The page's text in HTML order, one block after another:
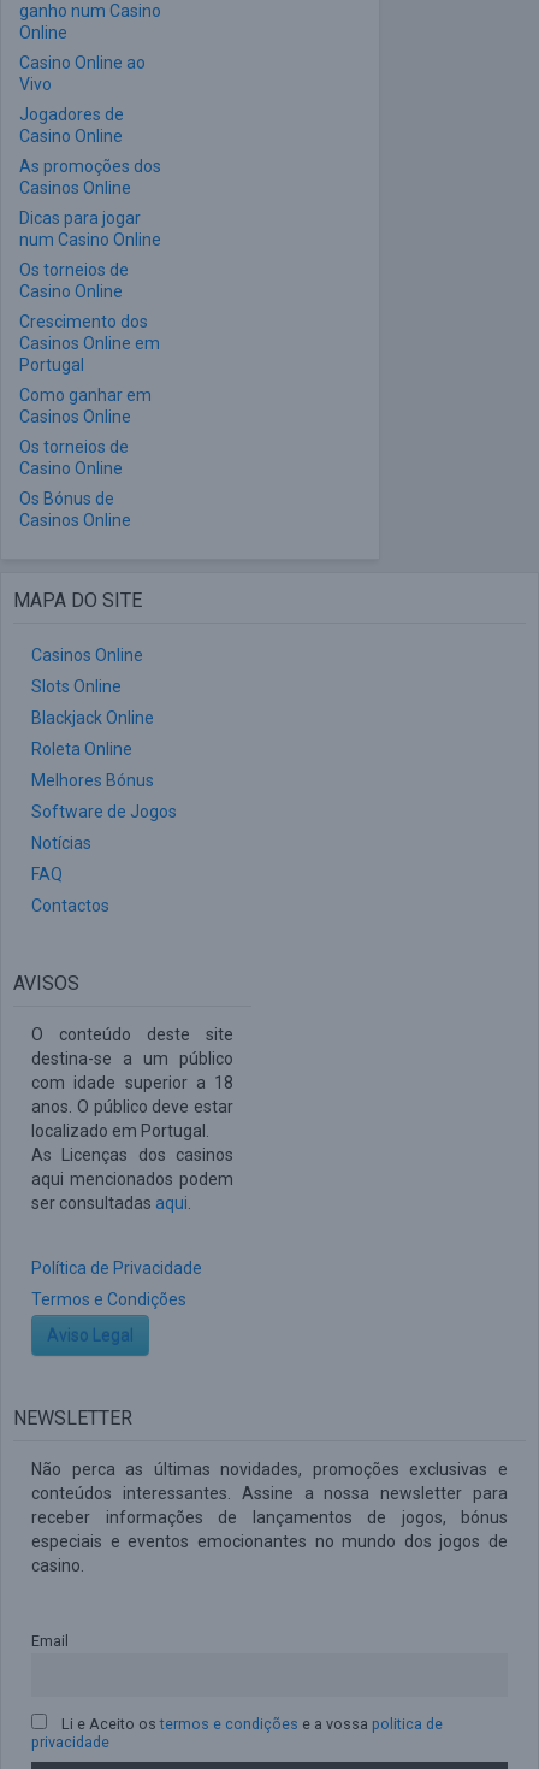
ganho num Casino
Online
Casino Online ao
Vivo
Jogadores de
Casino Online
As promoções dos
Casinos Online
Dicas para jogar
num Casino Online
Os torneios de
Casino Online
Crescimento dos
Casinos Online em
Portugal
Como ganhar em
Casinos Online
Os torneios de
Casino Online
Os Bónus de
Casinos Online
MAPA DO SITE
Casinos Online
Slots Online
Blackjack Online
Roleta Online
Melhores Bónus
Software de Jogos
Notícias
FAQ
Contactos
AVISOS
O conteúdo deste site
destina-se a um público
com idade superior a 18
anos. O público deve estar
localizado em Portugal.
As Licenças dos casinos
aqui mencionados podem
ser consultadas aqui
Política de Privacidade
Termos e Condições
Aviso Legal
NEWSLETTER
Não perca as últimas novidades, promoções exclusivas e
conteúdos interessantes. Assine a nossa newsletter para
receber informações de lançamentos de jogos, bónus
especiais e eventos emocionantes no mundo dos jogos de
casino.
Email
Li e Aceito ostermos e condições e a vossa politica de
privacidade